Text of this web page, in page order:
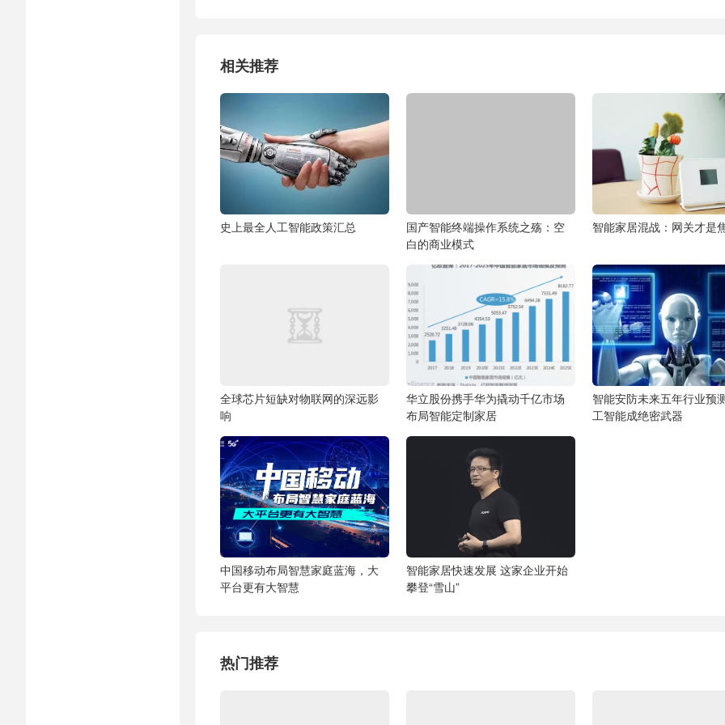
相关推荐
史上最全人工智能政策汇总
国产智能终端操作系统之殇：空
白的商业模式
智能家居混战：网关才是
全球芯片短缺对物联网的深远影
响
华立股份携手华为撬动千亿市场
布局智能定制家居
智能安防未来五年行业预
工智能成绝密武器
中国移动布局智慧家庭蓝海，大
平台更有大智慧
智能家居快速发展 这家企业开始
攀登“雪山”
热门推荐